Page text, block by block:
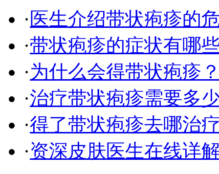
· 医生介绍带状疱疹的
·带状疱疹的症状有哪
·为什么会得带状疱疹
·治疗带状疱疹需要多
·得了带状疱疹去哪治
·资深皮肤医生在线详